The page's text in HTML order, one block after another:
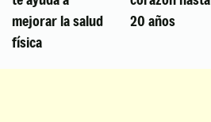
mejorar la salud
física
20 años